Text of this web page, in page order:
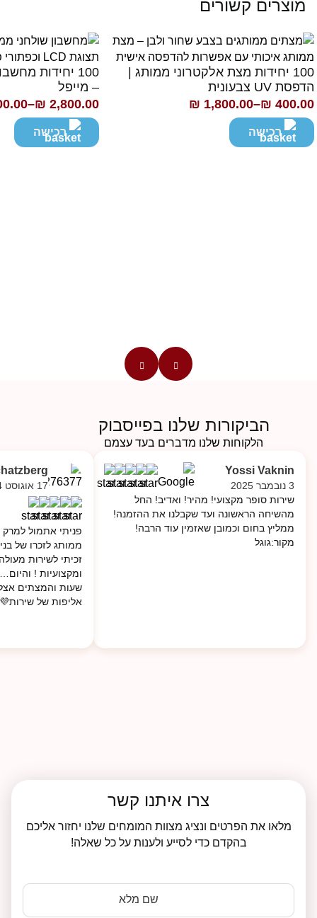
מוצרים קשורים
100 יחידות מצת אלקטרוני ממותג |
הדפסת UV צבעונית
₪ 400.00
–
₪ 1,800.00
טווח
מחירים:רכישה
100 יחידות
– מייפל
₪ 2,800.00
–
טווח
מחירים:רכישה
הביקורות שלנו בפייסבוק
הלקוחות שלנו מדברים בעד עצמם
Yossi Vaknin
3 נובמבר 2025
שירות סופר מקצועי! מהיר! ואדיב! החל
מהשיחה הראשונה ועד שקבלנו את ההזמנה!
ממליץ בחום וכמובן שאזמין עוד הרבה!
מקור:גוגל
17 אוגוסט 2024
פניתי אתמול
ממותג לזכרו של
זכיתי לשירות
שעות והמצתים
אליפות של
צרו איתנו קשר
מלאו את הפרטים ונציג מצוות המומחים שלנו יחזור אליכם
בהקדם כדי לסייע ולענות על כל שאלה!
שם מלא